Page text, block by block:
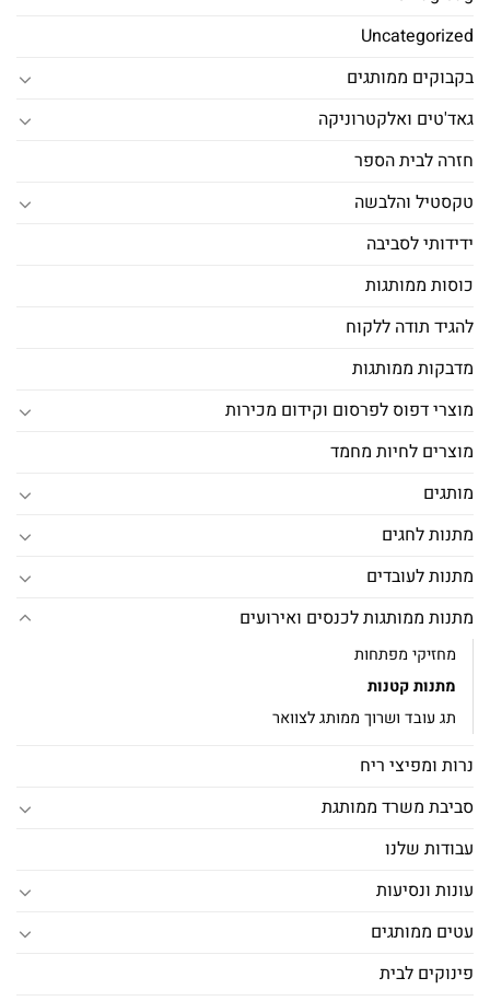
Uncategorized
בקבוקים ממותגים
גאד'טים ואלקטרוניקה
חזרה לבית הספר
טקסטיל והלבשה
ידידותי לסביבה
כוסות ממותגות
להגיד תודה ללקוח
מדבקות ממותגות
מוצרי דפוס לפרסום וקידום מכירות
מוצרים לחיות מחמד
מותגים
מתנות לחגים
מתנות לעובדים
מתנות ממותגות לכנסים ואירועים
מחזיקי מפתחות
מתנות קטנות
תג עובד ושרוך ממותג לצוואר
נרות ומפיצי ריח
סביבת משרד ממותגת
עבודות שלנו
עונות ונסיעות
עטים ממותגים
פינוקים לבית